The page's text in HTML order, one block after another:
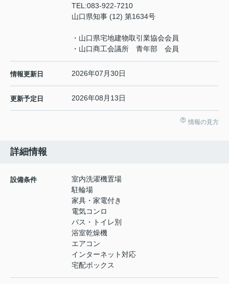
TEL:083-922-7210
山口県知事 (12) 第1634号
・山口県宅地建物取引業協会会員
・山口商工会議所 青年部 会員
情報更新日 2026年07月30日
更新予定日 2026年08月13日
情報の見方
詳細情報
設備条件
室内洗濯機置場
駐輪場
家具・家電付き
電気コンロ
バス・トイレ別
浴室乾燥機
エアコン
インターネット対応
宅配ボックス